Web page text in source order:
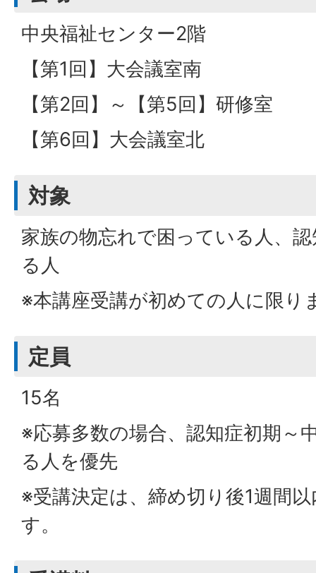
中央福祉センター2階
【第1回】大会議室南
【第2回】～【第5回】研修室
【第6回】大会議室北
対象
家族の物忘れで困っている人、
る人
※本講座受講が初めての人に限り
定員
15名
※応募多数の場合、認知症初期～
る人を優先
※受講決定は、締め切り後1週間
す。